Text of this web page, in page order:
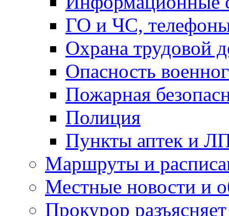
ГО и ЧС,
Охрана трудовой
Опасность
Пожарная
Полиция
Пункты аптек и
Маршруты и
Местные новости и
Прокурор разъясняет